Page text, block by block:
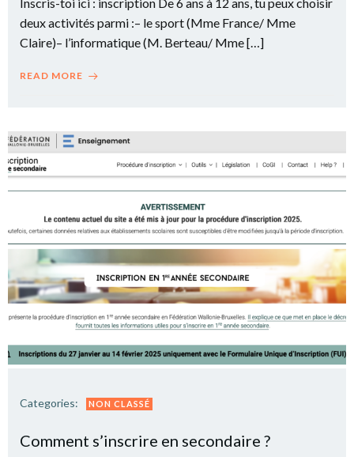
deux activités parmi :– le sport (Mme France/ Mme
Claire)– l’informatique (M. Berteau/ Mme […]
READ MORE
Categories: NON CLASSÉ
Comment s’inscrire en secondaire ?